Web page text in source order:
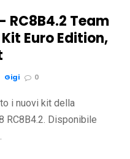
RC8B4.2 Team
Euro Edition,
Gigi 0
i nuovi kit della
RC8B4.2. Disponibile